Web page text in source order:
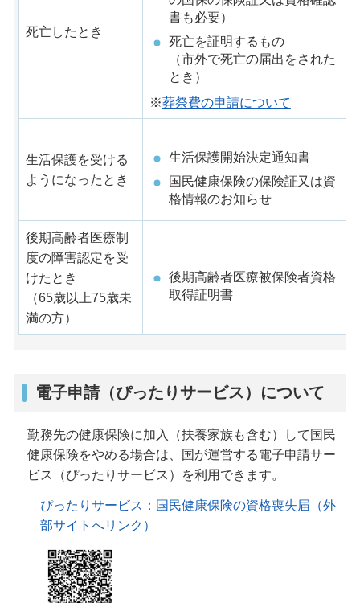
死亡したとき
書も必要）
死亡を証明するもの
（市外で死亡の届出をされた
とき）
※葬祭費の申請について
生活保護を受ける
ようになったとき
生活保護開始決定通知書
国民健康保険の保険証又は資
格情報のお知らせ
後期高齢者医療制
度の障害認定を受
けたとき
（65歳以上75歳未
満の方）
後期高齢者医療被保険者資格
取得証明書
電子申請（ぴったりサービス）について
勤務先の健康保険に加入（扶養家族も含む）して国民
健康保険をやめる場合は、国が運営する電子申請サー
ビス（ぴったりサービス）を利用できます。
ぴったりサービス：国民健康保険の資格喪失届（外
部サイトへリンク）